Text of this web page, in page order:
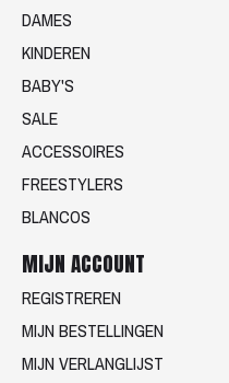
DAMES
KINDEREN
BABY'S
SALE
ACCESSOIRES
FREESTYLERS
BLANCOS
MIJN ACCOUNT
REGISTREREN
MIJN BESTELLINGEN
MIJN VERLANGLIJST